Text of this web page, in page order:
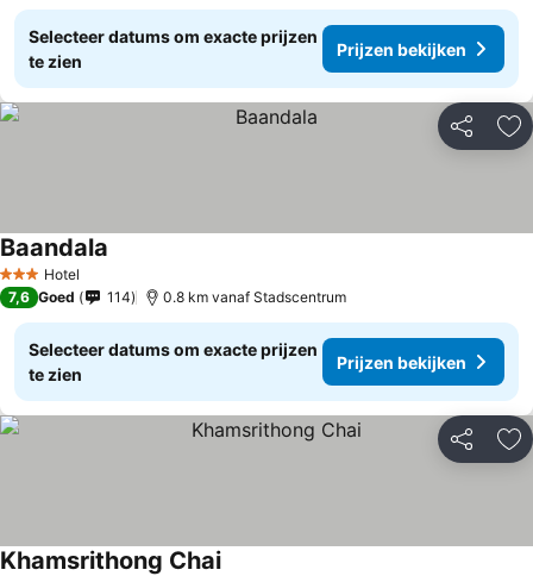
Selecteer datums om exacte prijzen
te zien
Prijzen bekijken
Delen
3 SterrenHotel
Baandala
7,6 Goed 114 0.8 km vanaf Stadscentrum
Selecteer datums om exacte prijzen
te zien
Prijzen bekijken
Delen
Khamsrithong Chai